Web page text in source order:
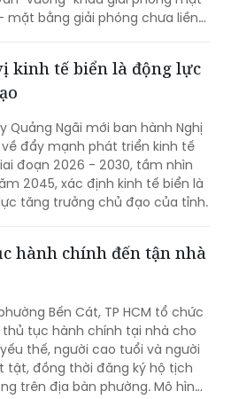
mặt bằng giải phóng chưa liền
kinh tế biển là động lực
Quảng Ngãi mới ban hành Nghị
đẩy mạnh phát triển kinh tế
đoạn 2026 - 2030, tầm nhìn
2045, xác định kinh tế biển là
tăng trưởng chủ đạo của tỉnh.
hành chính đến tận nhà
Bến Cát, TP HCM tổ chức
tục hành chính tại nhà cho
thế, người cao tuổi và người
tật, đồng thời đăng ký hộ tịch
trên địa bàn phường. Mô hình